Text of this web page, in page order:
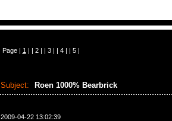
Page | 1 | | 2| | 3| | 4| | 5|
Subject: Roen 1000% Bearbrick
2009-04-22 13:02:39